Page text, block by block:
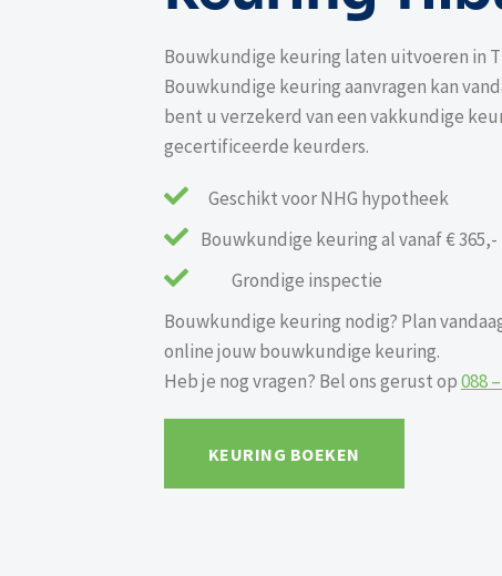
Bouwkundige keuring laten uitvoeren in
Bouwkundige keuring aanvragen kan
bent u verzekerd van een vakkundige
gecertificeerde keurders.

Geschikt voor NHG hypotheek
 Bouwkundige keuring al vanaf € 365,-

Grondige inspectie
Bouwkundige keuring nodig? Plan
online jouw bouwkundige keuring.
Heb je nog vragen? Bel ons gerust op088
KEURING BOEKEN